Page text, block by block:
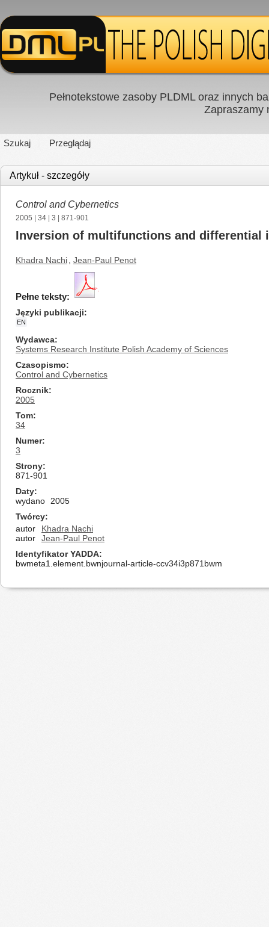
Pełnotekstowe zasoby PLDML oraz innych
Zapraszamy
Szukaj Przeglądaj
Artykuł - szczegóły
Control and Cybernetics
2005 34 3 | 871-901
Inversion of multifunctions and differential
Khadra Nachi Jean-Paul Penot
Pełne teksty:
Języki publikacji
EN
Wydawca
Systems Research Institute Polish Academy of Sciences
Czasopismo
Control and Cybernetics
Rocznik
2005
Tom
34
Numer
3
Strony
871-901
Daty
wydano
2005
Twórcy
autor
Khadra Nachi
autor
Jean-Paul Penot
Identyfikator YADDA
bwmeta1.element.bwnjournal-article-ccv34i3p871bwm